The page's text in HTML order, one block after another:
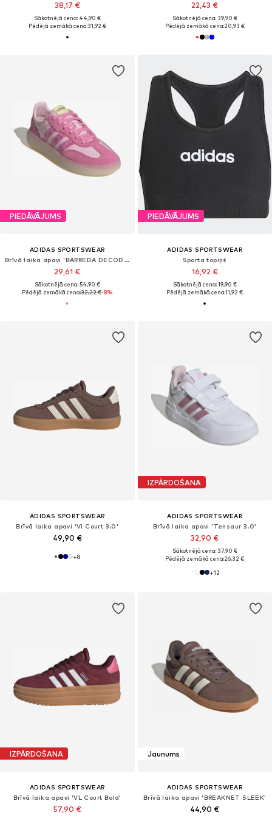
38,17 €
Sākotnējā cena: 44,90 €
Pēdējā zemākā cena:31,92 €
22,43 €
Sākotnējā cena: 39,90 €
Pēdējā zemākā cena:20,93 €
PIEDĀVĀJUMS
ADIDAS SPORTSWEAR
Brīvā laika apavi 'BARREDA DECODE'
29,61 €
Sākotnējā cena: 54,90 €
Pēdējā zemākā cena:32,22 €-8%
PIEDĀVĀJUMS
ADIDAS SPORTSWEAR
Sporta topiņš
16,92 €
Sākotnējā cena: 19,90 €
Pēdējā zemākā cena:11,92 €
ADIDAS SPORTSWEAR
Brīvā laika apavi 'VI Court 3.0'
49,90 €
+8
IZPĀRDOŠANA
ADIDAS SPORTSWEAR
Brīvā laika apavi 'Tensaur 3.0'
32,90 €
Sākotnējā cena: 37,90 €
Pēdējā zemākā cena:26,32 €
+12
IZPĀRDOŠANA
ADIDAS SPORTSWEAR
Brīvā laika apavi 'VL Court Bold'
57,90 €
Jaunums
ADIDAS SPORTSWEAR
Brīvā laika apavi 'BREAKNET SLEEK'
44,90 €